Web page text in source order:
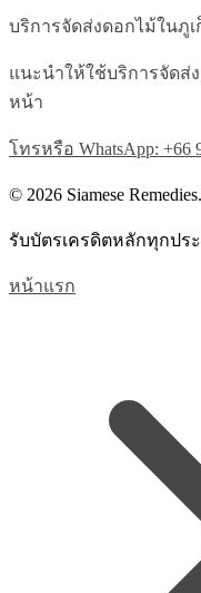
บริการจัดส่งดอกไม้ในภูเ
แนะนำให้ใช้บริการจัดส่
หน้า
โทรหรือ WhatsApp: +66
© 2026 Siamese
รับบัตรเครดิตหลักทุกปร
หน้าแรก